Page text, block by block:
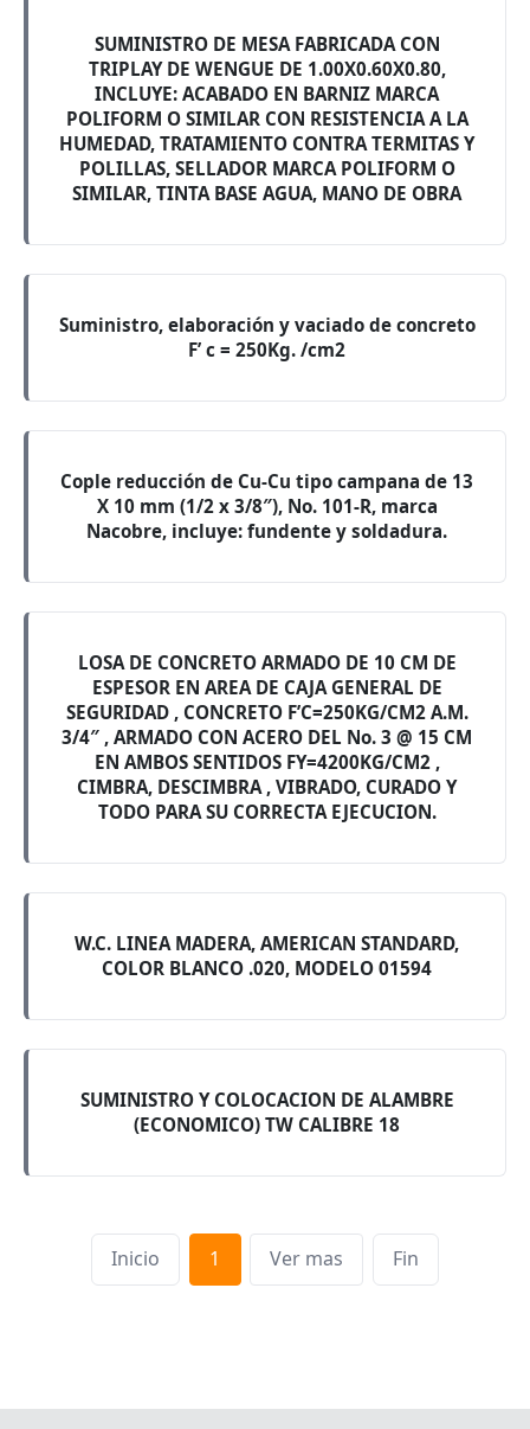
SUMINISTRO DE MESA FABRICADA CON
TRIPLAY DE WENGUE DE 1.00X0.60X0.80,
INCLUYE: ACABADO EN BARNIZ MARCA
POLIFORM O SIMILAR CON RESISTENCIA A LA
HUMEDAD, TRATAMIENTO CONTRA TERMITAS Y
POLILLAS, SELLADOR MARCA POLIFORM O
SIMILAR, TINTA BASE AGUA, MANO DE OBRA
Suministro, elaboración y vaciado de concreto
F’ c = 250Kg. /cm2
Cople reducción de Cu-Cu tipo campana de 13
X 10 mm (1/2 x 3/8″), No. 101-R, marca
Nacobre, incluye: fundente y soldadura.
LOSA DE CONCRETO ARMADO DE 10 CM DE
ESPESOR EN AREA DE CAJA GENERAL DE
SEGURIDAD , CONCRETO F’C=250KG/CM2 A.M.
3/4″ , ARMADO CON ACERO DEL No. 3 @ 15 CM
EN AMBOS SENTIDOS FY=4200KG/CM2 ,
CIMBRA, DESCIMBRA , VIBRADO, CURADO Y
TODO PARA SU CORRECTA EJECUCION.
W.C. LINEA MADERA, AMERICAN STANDARD,
COLOR BLANCO .020, MODELO 01594
SUMINISTRO Y COLOCACION DE ALAMBRE
(ECONOMICO) TW CALIBRE 18
Inicio 1 Ver mas Fin